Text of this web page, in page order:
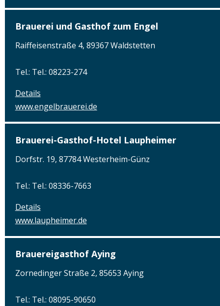
Brauerei und Gasthof zum Engel
Raiffeisenstraße 4, 89367 Waldstetten
Tel.: Tel.: 08223-274
Details
www.engelbrauerei.de
Brauerei-Gasthof-Hotel Laupheimer
Dorfstr. 19, 87784 Westerheim-Günz
Tel.: Tel.: 08336-7663
Details
www.laupheimer.de
Brauereigasthof Aying
Zornedinger Straße 2, 85653 Aying
Tel.: Tel.: 08095-90650